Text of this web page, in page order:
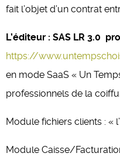
fait l’objet d’un contrat
L’éditeur : SAS LR 3.0
https://
en mode SaaS « Un
professionnels de la
Module fichiers clients : «
Module Caisse/